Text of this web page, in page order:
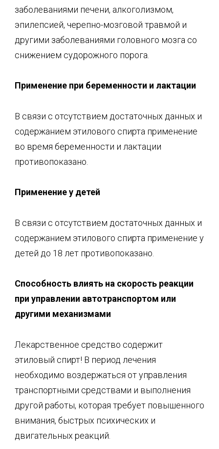
заболеваниями печени, алкоголизмом,
эпилепсией, черепно-мозговой травмой и
другими заболеваниями головного мозга со
снижением судорожного порога.
Применение при беременности и лактации
В связи с отсутствием достаточных данных и
содержанием этилового спирта применение
во время беременности и лактации
противопоказано.
Применение у детей
В связи с отсутствием достаточных данных и
содержанием этилового спирта применение у
детей до 18 лет противопоказано.
Способность влиять на скорость реакции
при управлении автотранспортом или
другими механизмами
Лекарственное средство содержит
этиловый спирт! В период лечения
необходимо воздержаться от управления
транспортными средствами и выполнения
другой работы, которая требует повышенного
внимания, быстрых психических и
двигательных реакций.